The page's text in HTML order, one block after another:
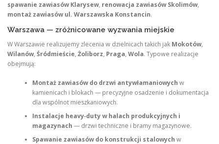
spawanie zawiasów Klarysew, renowacja zawiasów Skolimów,
montaż zawiasów ul. Warszawska Konstancin.
Warszawa — zróżnicowane wyzwania miejskie
W Warszawie realizujemy zlecenia w dzielnicach takich jak Mokotów,
Wilanów, Śródmieście, Żoliborz, Praga, Wola. Typowe realizacje
obejmują:
Montaż zawiasów do drzwi antywłamaniowych w
kamienicach i blokach — precyzyjne osadzenie i dokumentacja
dla wspólnot mieszkaniowych.
Instalacje heavy‑duty w halach produkcyjnych i
magazynach — drzwi techniczne i bramy magazynowe.
Spawanie zawiasów do konstrukcji stalowych w